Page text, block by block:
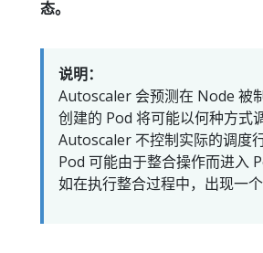
态。
说明：
Autoscaler 会预测在 Node 被
创建的 Pod 将可能以何种方式
Autoscaler 不控制实际的调度
Pod 可能由于整合操作而进入
如在执行整合过程中，出现一个